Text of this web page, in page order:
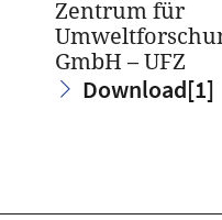
Zentrum für
GmbH – UFZ
Download[1]